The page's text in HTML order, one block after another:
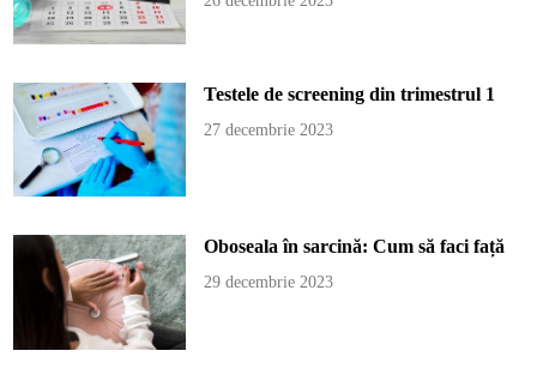
Testele de screening din trimestrul 1
27 decembrie 2023
Oboseala în sarcină: Cum să faci față
29 decembrie 2023